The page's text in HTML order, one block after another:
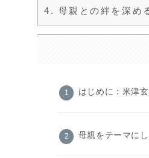
4. 母親との絆を深め
はじめに：米津
母親をテーマに